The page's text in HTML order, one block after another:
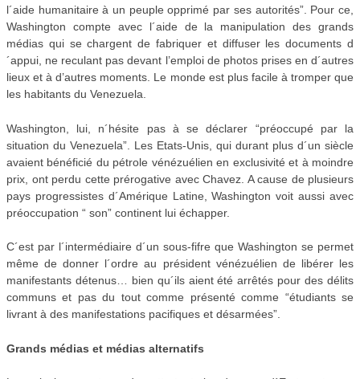
l´aide humanitaire à un peuple opprimé par ses autorités”. Pour ce,
Washington compte avec l´aide de la manipulation des grands
médias qui se chargent de fabriquer et diffuser les documents d
´appui, ne reculant pas devant l’emploi de photos prises en d´autres
lieux et à d’autres moments. Le monde est plus facile à tromper que
les habitants du Venezuela.
Washington, lui, n´hésite pas à se déclarer “préoccupé par la
situation du Venezuela”. Les Etats-Unis, qui durant plus d´un siècle
avaient bénéficié du pétrole vénézuélien en exclusivité et à moindre
prix, ont perdu cette prérogative avec Chavez. A cause de plusieurs
pays progressistes d´Amérique Latine, Washington voit aussi avec
préoccupation “ son” continent lui échapper.
C´est par l´intermédiaire d´un sous-fifre que Washington se permet
même de donner l´ordre au président vénézuélien de libérer les
manifestants détenus… bien qu´ils aient été arrêtés pour des délits
communs et pas du tout comme présenté comme “étudiants se
livrant à des manifestations pacifiques et désarmées”.
Grands médias et médias alternatifs